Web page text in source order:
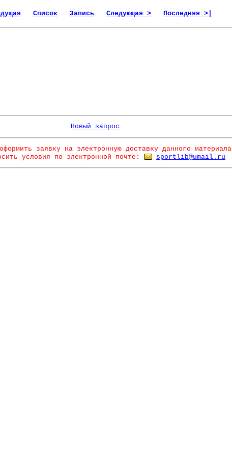
Список Запись Следующая > Последняя >|
Новый запрос
заявку на электронную доставку данного материала
условия по электронной почте:
sportlib@umail.ru